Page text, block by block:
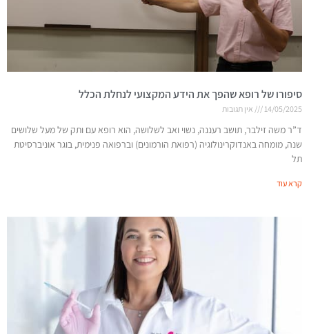
סיפורו של רופא שהפך את הידע המקצועי לנחלת הכלל
14/05/2025 אין תגובות
ד”ר משה זילבר, תושב רעננה, נשוי ואב לשלושה, הוא רופא עם ותק של מעל שלושים
שנה, מומחה באנדוקרינולוגיה (רפואת הורמונים) וברפואה פנימית, בוגר אוניברסיטת
תל
קרא עוד